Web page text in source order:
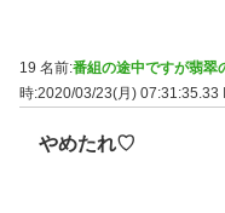
19 名前:番組の途中ですが翡翠
時:2020/03/23(月) 07:31:35.33
やめたれ♡